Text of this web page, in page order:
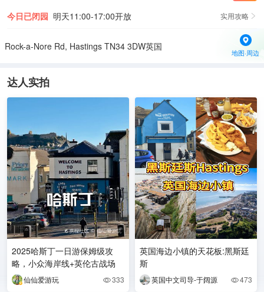
今日已闭园 明天11:00-17:00开放 实用攻略 
Rock-a-Nore Rd, Hastings TN34 3DW英国
地图·周边
达人实拍
2025哈斯丁一日游保姆级攻
略，小众海岸线+英伦古战场
仙仙爱游玩 333
英国海边小镇的天花板:黑斯廷
斯
英国中文司导-于阔源 473